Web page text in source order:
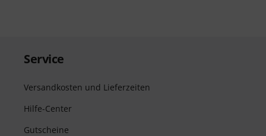
Service
Versandkosten und Lieferzeiten
Hilfe-Center
Gutscheine